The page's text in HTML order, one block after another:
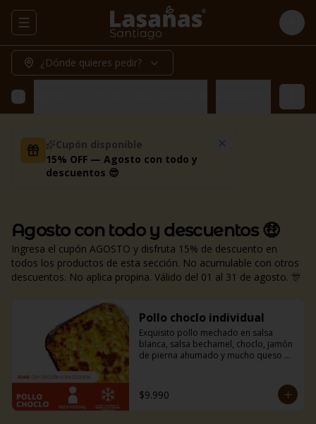
Abrir menu de navegación Login
¿Dónde quieres pedir?
Cupón disponible
15% OFF — Agosto con todo y
descuentos 😎
Agosto con todo y descuentos 🤑
Ingresa el cupón AGOSTO y disfruta 15% de descuento en
todos los productos de esta sección. No acumulable con otros
descuentos. No aplica propina. Válido del 01 al 31 de agosto. 🎊
Pollo choclo individual
Exquisito pollo mechado en salsa
blanca, salsa bechamel, choclo, jamón
de pierna ahumado y mucho queso
la casa.
$9.990